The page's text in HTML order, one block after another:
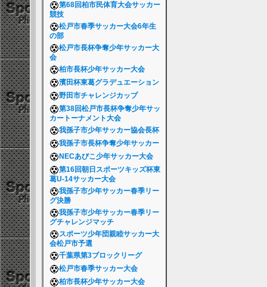
第68回柏市民体育大会サッカー
競技
松戸市春季サッカー大会6年生
の部
松戸市長杯争奪少年サッカー大
会
柏市長杯少年サッカー大会
濱田杯東葛グラデュエーション
野田市チャレンジカップ
第38回松戸市長杯争奪少年サッ
カートーナメント大会
我孫子市少年サッカー協会長杯
我孫子市長杯争奪少年サッカー
NECあびこ少年サッカー大会
第16回朝日スポーツキッズ杯東
葛U-14サッカー大会
我孫子市少年サッカー春季リー
グ決勝
我孫子市少年サッカー春季リー
グチャレンジマッチ
スポーツ少年団親睦サッカー大
会松戸市予選
千葉県第3ブロックリーグ
松戸市春季サッカー大会
柏市長杯少年サッカー大会